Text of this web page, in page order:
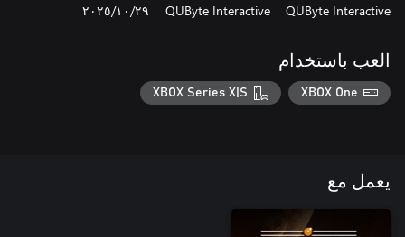
QUByte Interactive
QUByte Interactive ٢٩‏/١٠‏/٢٠٢٥
العب باستخدام
XBOX One
XBOX Series X|S
يعمل مع